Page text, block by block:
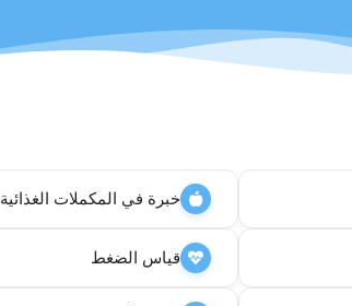
خبرة في المكملات الغذائية
قياس الضغط